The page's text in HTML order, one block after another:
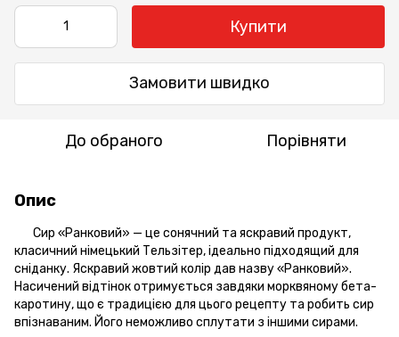
Купити
Замовити швидко
До обраного Порівняти
Опис
Сир «Ранковий» — це сонячний та яскравий продукт,
класичний німецький Тельзітер, ідеально підходящий для
сніданку. Яскравий жовтий колір дав назву «Ранковий».
Насичений відтінок отримується завдяки морквяному бета-
каротину, що є традицією для цього рецепту та робить сир
впізнаваним. Його неможливо сплутати з іншими сирами.